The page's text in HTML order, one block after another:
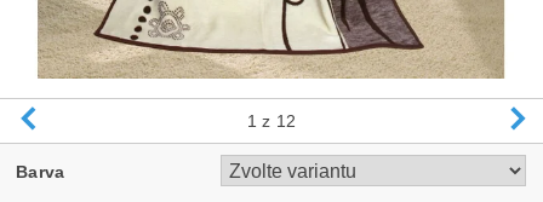
1 z 12
Barva